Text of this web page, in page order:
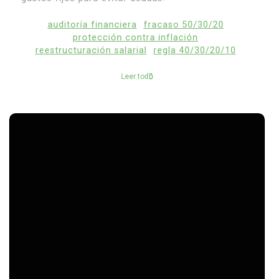
auditoría financiera
fracaso 50/30/20
protección contra inflación
reestructuración salarial
regla 40/30/20/10
Leer todo